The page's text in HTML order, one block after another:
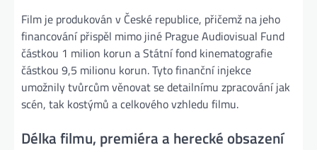
Film je produkován v České republice, přičemž na jeho
financování přispěl mimo jiné Prague Audiovisual Fund
částkou 1 milion korun a Státní fond kinematografie
částkou 9,5 milionu korun. Tyto finanční injekce
umožnily tvůrcům věnovat se detailnímu zpracování jak
scén, tak kostýmů a celkového vzhledu filmu.
Délka filmu, premiéra a herecké obsazení